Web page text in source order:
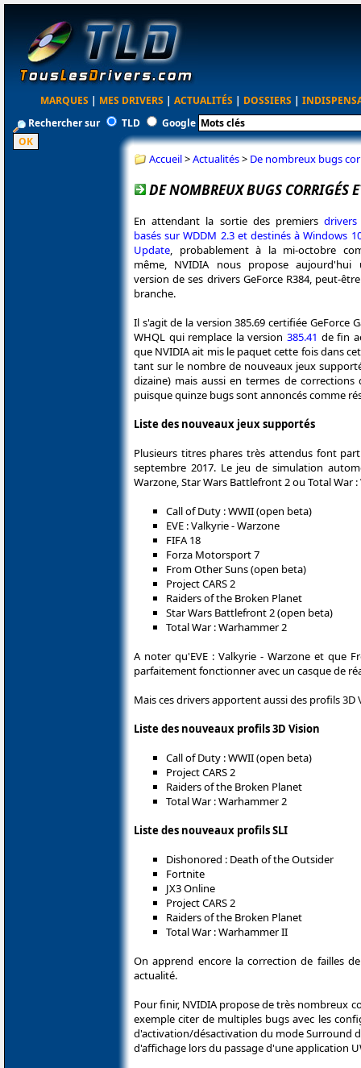
MARQUES | MES DRIVERS | ACTUALITÉS | DOSSIERS |
Rechercher sur
TLD Google
Accueil>Actualités> De nombreux bugs
DE NOMBREUX BUGS CORRIGÉS
En attendant la sortie des premiersdrivers
basés sur WDDM 2.3 et destinés à Windows
Update , probablement à la mi-octobre
même, NVIDIA nous propose aujourd'hui
version de ses drivers GeForce R384, peut-
branche.
Il s'agit de la version 385.69 certifiée GeForce
WHQL qui remplace la version 385.41 de fin
que NVIDIA ait mis le paquet cette fois dans
tant sur le nombre de nouveaux jeux
dizaine) mais aussi en termes de corrections
puisque quinze bugs sont annoncés comme
Liste des nouveaux jeux supportés
Plusieurs titres phares très attendus font
septembre 2017. Le jeu de simulation
Warzone, Star Wars Battlefront 2 ou Total War
Call of Duty : WWII (open beta)
EVE : Valkyrie - Warzone
FIFA 18
Forza Motorsport 7
From Other Suns (open beta)
Project CARS 2
Raiders of the Broken Planet
Star Wars Battlefront 2 (open beta)
Total War : Warhammer 2
A noter qu'EVE : Valkyrie - Warzone et que
parfaitement fonctionner avec un casque de
Mais ces drivers apportent aussi des profils 3D
Liste des nouveaux profils 3D Vision
Call of Duty : WWII (open beta)
Project CARS 2
Raiders of the Broken Planet
Total War : Warhammer 2
Liste des nouveaux profils SLI
Dishonored : Death of the Outsider
Fortnite
JX3 Online
Project CARS 2
Raiders of the Broken Planet
Total War : Warhammer II
On apprend encore la correction de failles
actualité.
Pour finir, NVIDIA propose de très nombreux
exemple citer de multiples bugs avec les
d'activation/désactivation du mode Surround
d'affichage lors du passage d'une application